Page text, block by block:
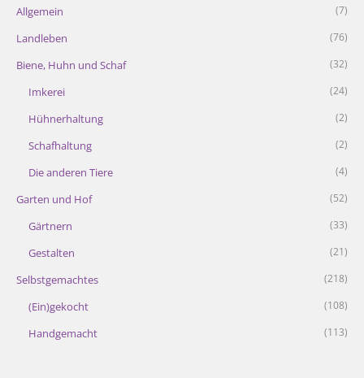
Allgemein (7)
Landleben (76)
Biene, Huhn und Schaf (32)
Imkerei (24)
Hühnerhaltung (2)
Schafhaltung (2)
Die anderen Tiere (4)
Garten und Hof (52)
Gärtnern (33)
Gestalten (21)
Selbstgemachtes (218)
(Ein)gekocht (108)
Handgemacht (113)